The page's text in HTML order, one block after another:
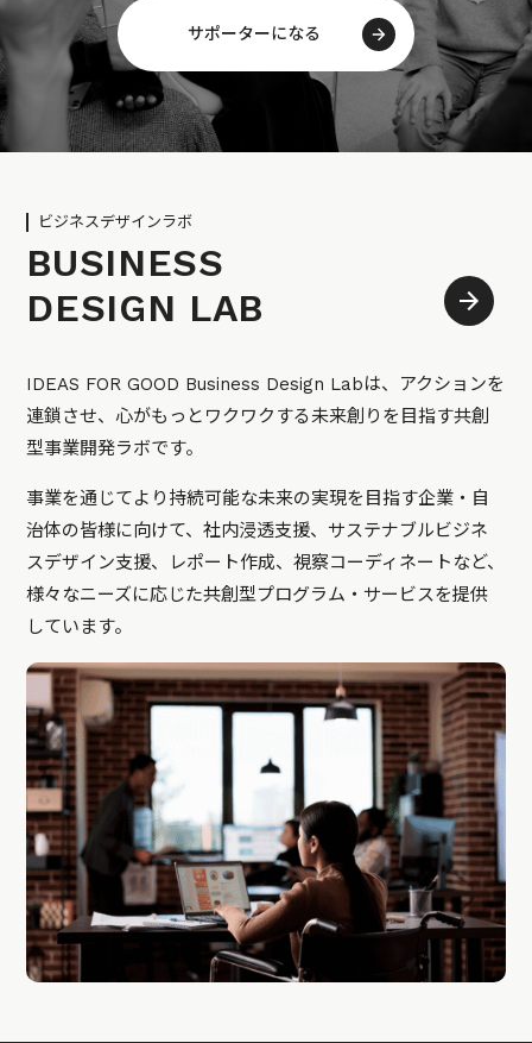
サポーターになる
ビジネスデザインラボ
BUSINESS
DESIGN LAB
IDEAS FOR GOOD Business Design Labは、アクションを
連鎖させ、心がもっとワクワクする未来創りを目指す共創
型事業開発ラボです。
事業を通じてより持続可能な未来の実現を目指す企業・自
治体の皆様に向けて、社内浸透支援、サステナブルビジネ
スデザイン支援、レポート作成、視察コーディネートなど、
様々なニーズに応じた共創型プログラム・サービスを提供
しています。